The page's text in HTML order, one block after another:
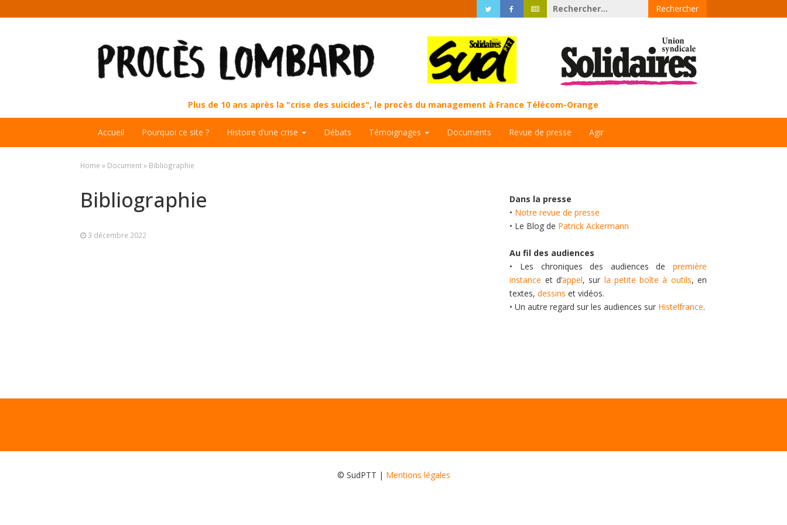
Rechercher :
Plus de 10 ans après la "crise des suicides", le procès du management à France Télécom-Orange
Accueil Pourquoi ce site ? Histoire d’une crise Débats Témoignages Documents Revue de presse Agir
Home » Document» Bibliographie
Bibliographie
3 décembre 2022
Dans la presse
• Notre revue de presse
• Le Blog de Patrick Ackermann
Au fil des audiences
• Les chroniques des audiences de première
instance et d’appel, sur la petite boîte à outils, en
textes,dessins et vidéos.
• Un autre regard sur les audiences sur Histelfrance.
© SudPTT | Mentions légales